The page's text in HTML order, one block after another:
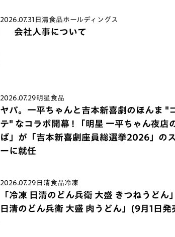
2026.07.31 日清食品ホールディングス
会社人事について
2026.07.29明星食品
ヤバ。一平ちゃんと吉本新喜劇のほんま "
テ" なコラボ開幕 ! 「明星 一平ちゃん夜店
ば」が「吉本新喜劇座員総選挙2026」の
ーに就任
2026.07.29 日清食品冷凍
「冷凍 日清のどん兵衛 大盛 きつねうどん
日清のどん兵衛 大盛 肉うどん」(9月1日発